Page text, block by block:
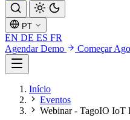
PT
EN DE ES FR
Agendar Demo
Começar
Início
Eventos
Webinar - TagoIO IoT